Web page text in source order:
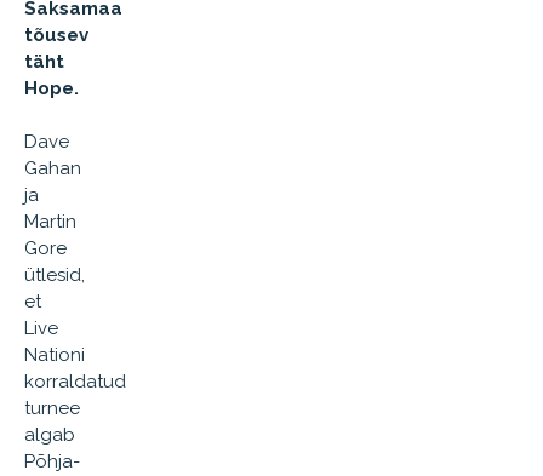
Saksamaa
tõusev
täht
Hope.
Dave
Gahan
ja
Martin
Gore
ütlesid,
et
Live
Nationi
korraldatud
turnee
algab
Põhja-